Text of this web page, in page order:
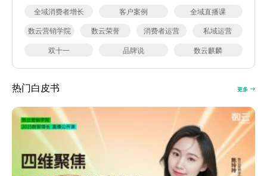
全域消费者增长 客户案例
全域直播课
数云营销学院
数云荣誉 消费者运营
私域运营
双十一
品牌说 数云麒麟
热门白皮书 更多